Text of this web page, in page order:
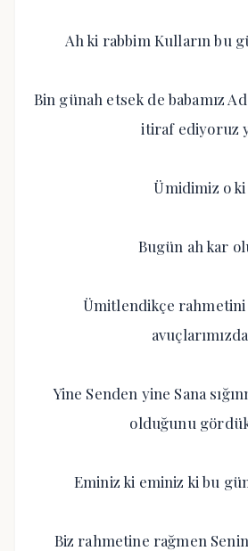
Ah ki rabbim Kulların bu
Bin günah etsek de babamız
itiraf ediyoruz
Ümidimiz o ki
Bugün ah kar
Ümitlendikçe
avuçlarımızda
Yine Senden yine Sana
olduğunu
Eminiz ki eminiz ki bu
Biz rahmetine rağmen